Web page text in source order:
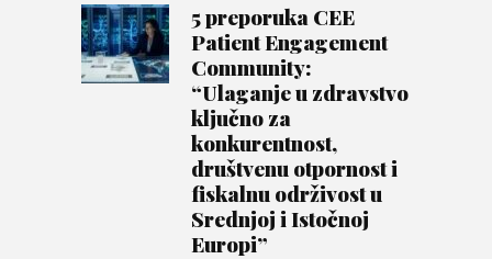
5 preporuka CEE
Patient Engagement
Community:
“Ulaganje u zdravstvo
ključno za
konkurentnost,
društvenu otpornost i
fiskalnu održivost u
Srednjoj i Istočnoj
Europi”